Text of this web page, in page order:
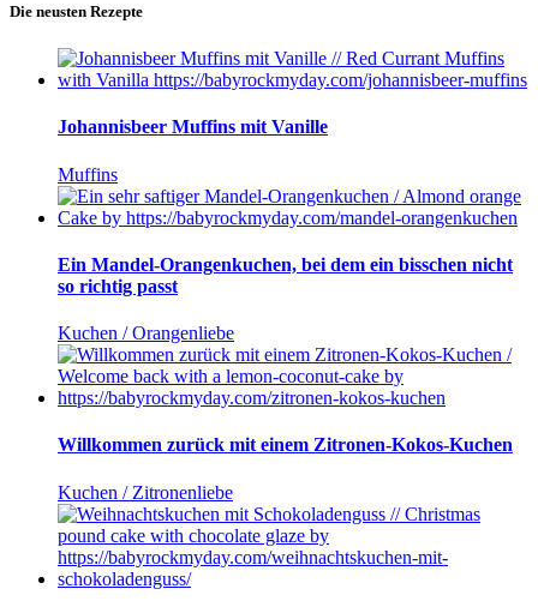
Die neusten Rezepte
Johannisbeer Muffins mit Vanille
Muffins
Ein Mandel-Orangenkuchen, bei dem ein bisschen nicht
so richtig passt
Kuchen / Orangenliebe
Willkommen zurück mit einem Zitronen-Kokos-Kuchen
Kuchen / Zitronenliebe